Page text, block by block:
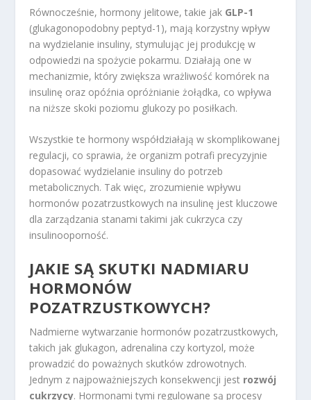
Równocześnie, hormony jelitowe, takie jak GLP-1
(glukagonopodobny peptyd-1), mają korzystny wpływ
na wydzielanie insuliny, stymulując jej produkcję w
odpowiedzi na spożycie pokarmu. Działają one w
mechanizmie, który zwiększa wrażliwość komórek na
insulinę oraz opóźnia opróżnianie żołądka, co wpływa
na niższe skoki poziomu glukozy po posiłkach.
Wszystkie te hormony współdziałają w skomplikowanej
regulacji, co sprawia, że organizm potrafi precyzyjnie
dopasować wydzielanie insuliny do potrzeb
metabolicznych. Tak więc, zrozumienie wpływu
hormonów pozatrzustkowych na insulinę jest kluczowe
dla zarządzania stanami takimi jak cukrzyca czy
insulinooporność.
JAKIE SĄ SKUTKI NADMIARU
HORMONÓW
POZATRZUSTKOWYCH?
Nadmierne wytwarzanie hormonów pozatrzustkowych,
takich jak glukagon, adrenalina czy kortyzol, może
prowadzić do poważnych skutków zdrowotnych.
Jednym z najpoważniejszych konsekwencji jest rozwój
cukrzycy. Hormonami tymi regulowane są procesy